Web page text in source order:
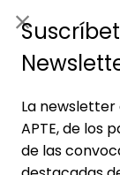
La newsletter
APTE, de los
de las